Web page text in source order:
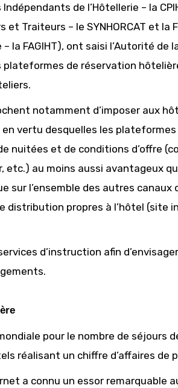
de l’Hôtellerie – la
Traiteurs – le SYNHORCAT et la
la FAGIHT), ont saisi l’Autorité de
de réservation
notamment d’imposer aux
vertu desquelles les
nuitées et de conditions d’offre
au moins aussi avantageux
sur l’ensemble des autres
distribution propres à l’hôtel (site
d’instruction afin
pour le nombre de séjours
réalisant un chiffre d’affaires de
a connu un essor remarquable